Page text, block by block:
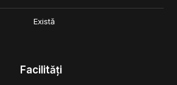
Există
Facilități